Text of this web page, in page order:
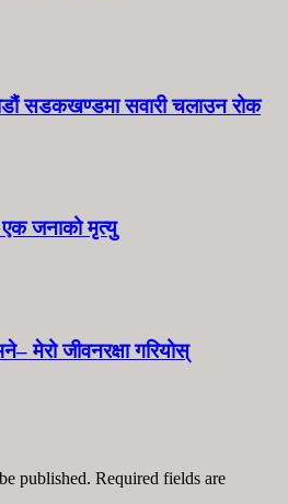
सडकखण्डमा सवारी चलाउन रोक
एक जनाको मृत्यु
मेरो जीवनरक्षा गरियोस्
published. Required fields are